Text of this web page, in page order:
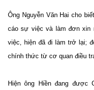
Ông Nguyễn Văn Hai cho
cáo sự việc và làm đơn xin
việc, hiện đã đi làm trở lại;
chính thức từ cơ quan điều
Hiện ông Hiền đang được